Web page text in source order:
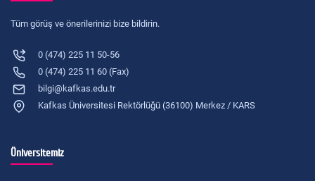
Tüm görüş ve önerilerinizi bize bildirin.
0 (474) 225 11 50-56
0 (474) 225 11 60 (Fax)
bilgi@kafkas.edu.tr
Kafkas Üniversitesi Rektörlüğü (36100) Merkez / KARS
Üniversitemiz